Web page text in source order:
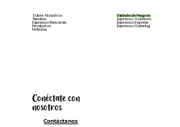
Sobre Nosotros
Tiendas
Espresso Rewards
Productos
Noticias
Unidades de Negocio
Espresso Solutions
Espresso Express
Espresso Catering
Conéctate con
nosotros
Contáctanos